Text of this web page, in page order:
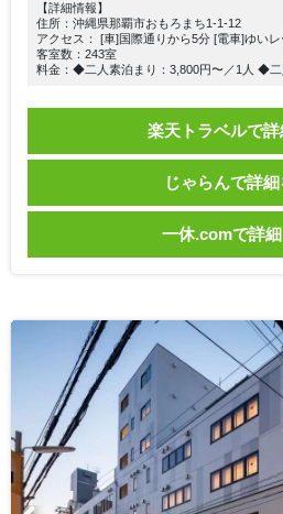
【詳細情報】
住所：沖縄県那覇市おもろまち1-1-12
アクセス： [車]国際通りから5分 [電車]ゆい
客室数：243室
料金：◆二人素泊まり：3,800円〜／1人 ◆二
楽天トラベルで
じゃらんで詳
一休.comで詳